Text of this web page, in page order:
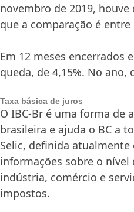
novembro de 2019,
que a comparação é entre
Em 12 meses encerrados
queda, de 4,15%. No ano,
Taxa básica de juros
O IBC-Br é uma forma de
brasileira e ajuda o BC a
Selic, definida
informações sobre o
indústria, comércio e
impostos.